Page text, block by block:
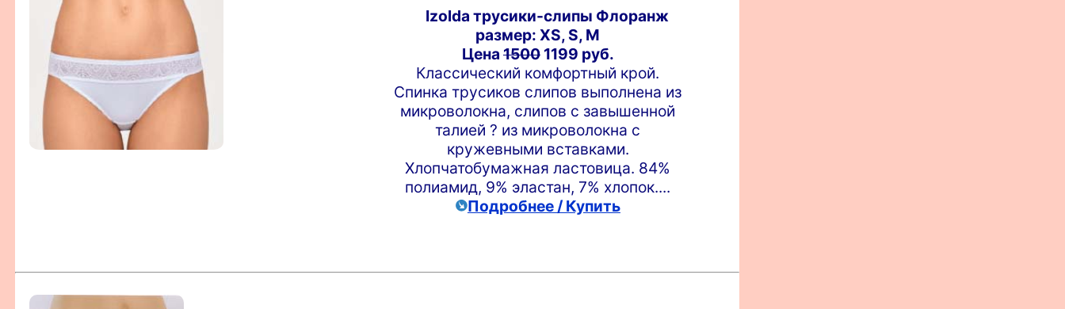
Izolda трусики-слипы Флоранж
размер: XS, S, M
Цена 15001199 руб.
Классический комфортный крой.
Спинка трусиков слипов выполнена из
микроволокна, слипов с завышенной
талией ? из микроволокна с
кружевными вставками.
Хлопчатобумажная ластовица. 84%
полиамид, 9% эластан, 7% хлопок....
Подробнее / Купить